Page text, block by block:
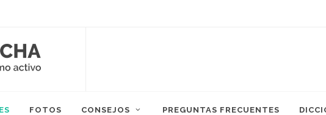
FOTOS CONSEJOS PREGUNTAS FRECUENTES